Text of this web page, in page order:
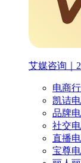
艾媒咨询｜
电商
凯诘
品牌
社交
直播
宝尊